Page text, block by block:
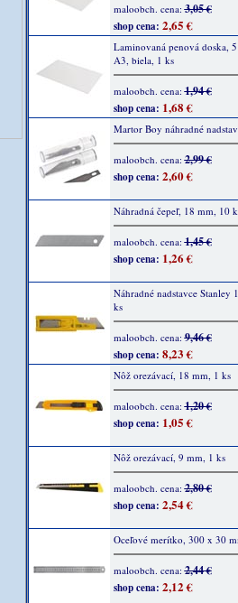
maloobch. cena:3,05 €
shop cena: 2,65 €
Laminovaná penová doska,
A3, biela, 1 ks
maloobch. cena:1,94 €
shop cena: 1,68 €
Martor Boy náhradné
maloobch. cena:2,99 €
shop cena: 2,60 €
Náhradná čepeľ, 18 mm, 10
maloobch. cena:1,45 €
shop cena: 1,26 €
Náhradné nadstavce Stanley
ks
maloobch. cena:9,46 €
shop cena: 8,23 €
Nôž orezávací, 18 mm, 1 ks
maloobch. cena:1,20 €
shop cena: 1,05 €
Nôž orezávací, 9 mm, 1 ks
maloobch. cena:2,80 €
shop cena: 2,54 €
Oceľové merítko, 300 x 30
maloobch. cena:2,44 €
shop cena: 2,12 €